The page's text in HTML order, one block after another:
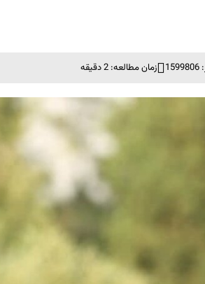
زمان مطالعه: 2 دقیقه